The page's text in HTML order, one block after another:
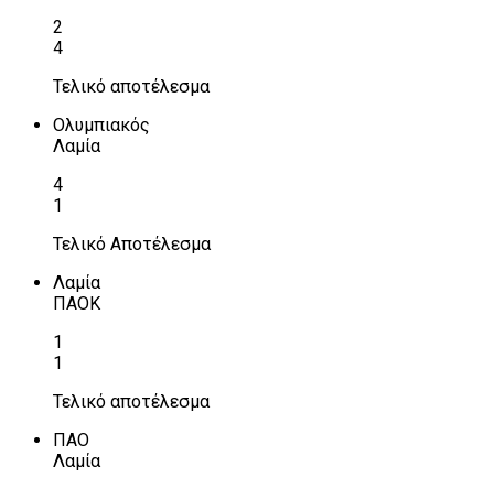
2
4
Τελικό αποτέλεσμα
Ολυμπιακός
Λαμία
4
1
Τελικό Αποτέλεσμα
Λαμία
ΠΑΟΚ
1
1
Τελικό αποτέλεσμα
ΠΑΟ
Λαμία